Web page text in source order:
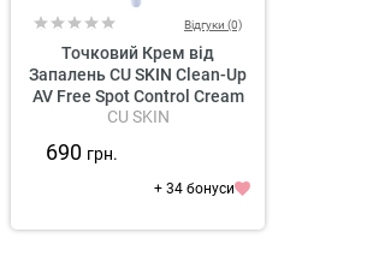
Відгуки (0)
Точковий Крем від
Запалень CU SKIN Clean-Up
AV Free Spot Control Cream
CU SKIN
690 грн.
+ 34 бонуси